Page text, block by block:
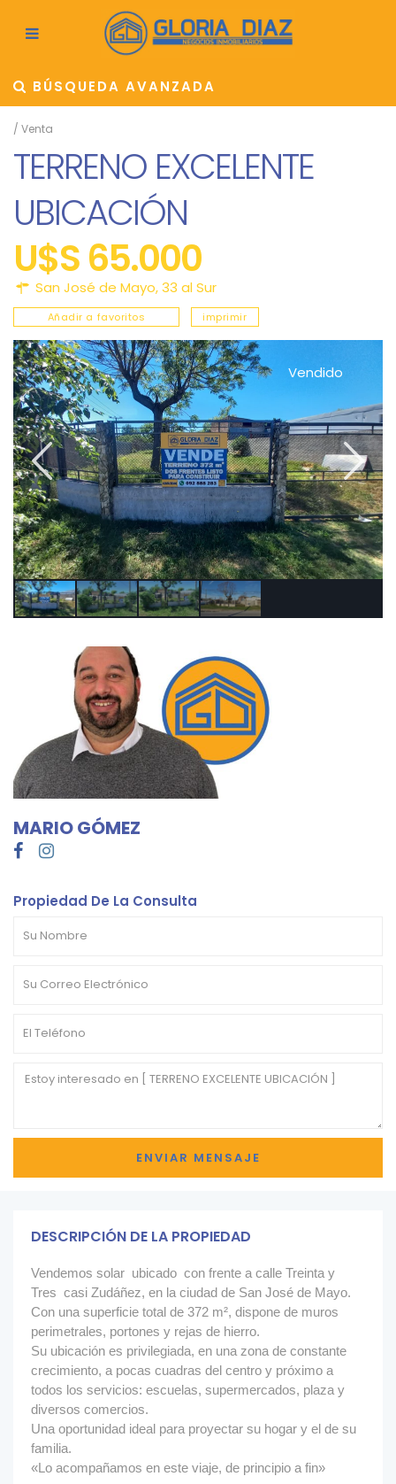
BÚSQUEDA AVANZADA
/ Venta
TERRENO EXCELENTE
UBICACIÓN
U$S 65.000
San José de Mayo,33 al Sur
Añadir a favoritos imprimir
Vendido
MARIO GÓMEZ
Propiedad De La Consulta
DESCRIPCIÓN DE LA PROPIEDAD
Vendemos solar ubicado con frente a calle Treinta y
Tres casi Zudáñez, en la ciudad de San José de Mayo.
Con una superficie total de 372 m², dispone de muros
perimetrales, portones y rejas de hierro.
Su ubicación es privilegiada, en una zona de constante
crecimiento, a pocas cuadras del centro y próximo a
todos los servicios: escuelas, supermercados, plaza y
diversos comercios.
Una oportunidad ideal para proyectar su hogar y el de su
familia.
«Lo acompañamos en este viaje, de principio a fin»